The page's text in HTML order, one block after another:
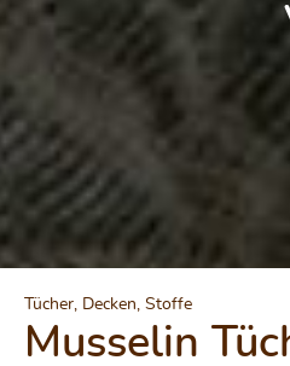
Tücher, Decken, Stoffe
Musselin